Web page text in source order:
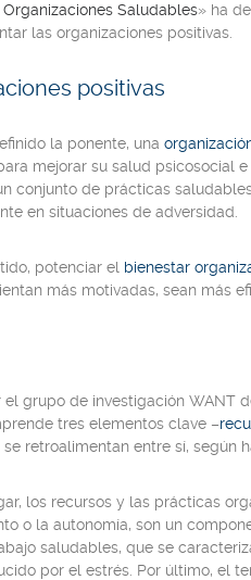
Saludables» ha
las organizaciones positivas.
positivas
la ponente, una
mejorar su salud psicosocial
conjunto de prácticas
en situaciones de adversidad.
potenciar el bienestar
más motivadas, sean más
grupo de investigación WANT
tres elementos clave –
retroalimentan entre sí, según
los recursos y las prácticas
o la autonomía, son un
saludables, que se
por el estrés. Por último, el